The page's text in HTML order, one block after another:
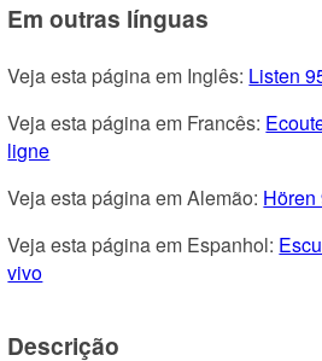
Em outras línguas
Veja esta página em Inglês: Listen
Veja esta página em Francês:
ligne
Veja esta página em Alemão:
Veja esta página em Espanhol:
vivo
Descrição